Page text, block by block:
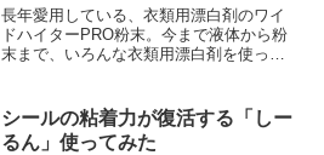
長年愛用している、衣類用漂白剤のワイ
ドハイターPRO粉末。今まで液体から粉
末まで、いろんな衣類用漂白剤を使って
す。いつもはアマゾンプライムデーや楽
天マラソンなどのセール...
シールの粘着力が復活する「しー
るん」使ってみた